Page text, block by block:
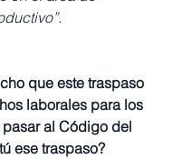
que este traspaso
laborales para los
al Código del
ese traspaso?